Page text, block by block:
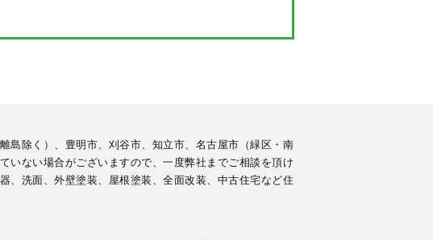
島除く）、豊明市、刈谷市、知立市、名古屋市（緑区・南
いない場合がございますので、一度弊社までご相談を頂け
、洗面、外壁塗装、屋根塗装、全面改装、中古住宅など住